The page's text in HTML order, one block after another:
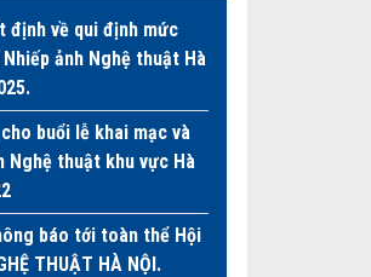
định về qui định mức
ảnh Nghệ thuật Hà
buổi lễ khai mạc và
Nghệ thuật khu vực Hà
báo tới toàn thể Hội
THUẬT HÀ NỘI.